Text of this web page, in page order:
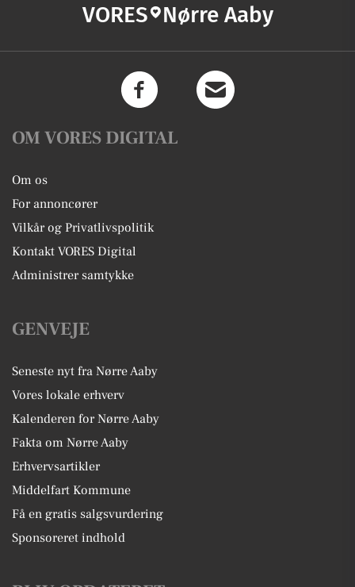
VORES Nørre Aaby
OM VORES DIGITAL
Om os
For annoncører
Vilkår og Privatlivspolitik
Kontakt VORES Digital
Administrer samtykke
GENVEJE
Seneste nyt fra Nørre Aaby
Vores lokale erhverv
Kalenderen for Nørre Aaby
Fakta om Nørre Aaby
Erhvervsartikler
Middelfart Kommune
Få en gratis salgsvurdering
Sponsoreret indhold